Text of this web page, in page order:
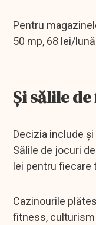
Pentru
50 mp, 68 lei/
Și sălile
Decizia include
Sălile de jocuri
lei pentru fiecare
Cazinourile
fitness, culturism